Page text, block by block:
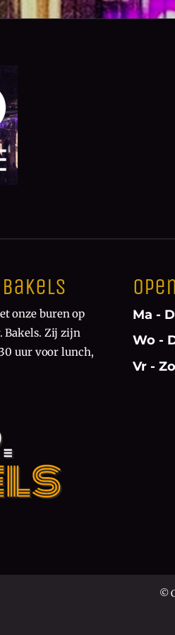
onze buren op
Bakels. Zij zijn
uur voor lunch,
Ma -
Wo -
Vr -
©